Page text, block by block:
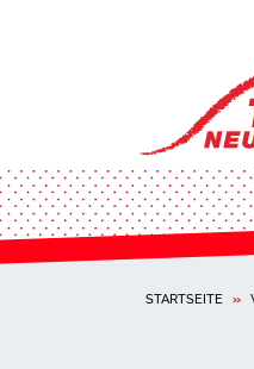
STARTSEITE »